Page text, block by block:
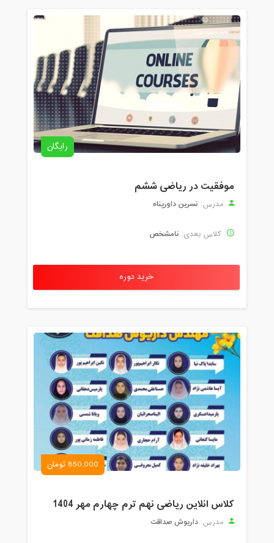
رایگان
موفقیت در ریاضی ششم
مدرس: نسرین داورپناه
کلاس بعدی: نامشخص
خرید دوره
850,000 تومان
کلاس انلاین ریاضی نهم ترم چهارم مهر 1404
مدرس: داریوش صداقت